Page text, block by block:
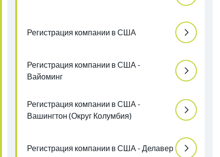
Регистрация компании в США
Регистрация компании в США -
Вайоминг
Регистрация компании в США -
Вашингтон (Округ Колумбия)
Регистрация компании в США - Делавер